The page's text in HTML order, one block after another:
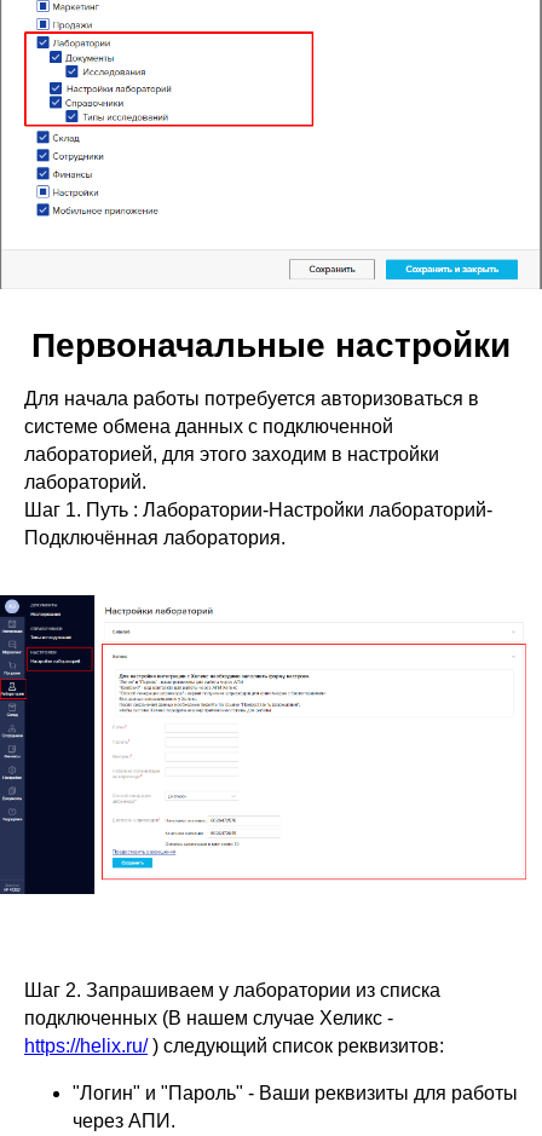
Первоначальные настройки
Для начала работы потребуется авторизоваться в
системе обмена данных с подключенной
лабораторией, для этого заходим в настройки
лабораторий.
Шаг 1. Путь : Лаборатории-Настройки лабораторий-
Подключённая лаборатория.
Шаг 2. Запрашиваем у лаборатории из списка
подключенных (В нашем случае Хеликс -
https://helix.ru/) следующий список реквизитов:
"Логин" и "Пароль" - Ваши реквизиты для работы
через АПИ.